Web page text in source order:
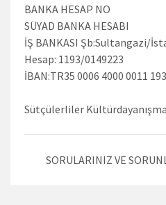
BANKA HESAP NO
SÜYAD BANKA HESABI
İŞ BANKASI Şb:Sultangazi/
Hesap: 1193/0149223
İBAN:TR35 0006 4000 0011
Sütçülerliler
SORULARINIZ VE